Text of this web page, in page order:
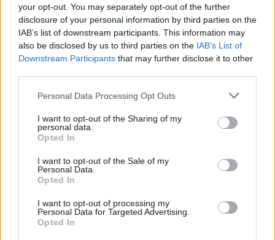
your opt-out. You may separately opt-out of the further
disclosure of your personal information by third parties on the
IAB’s list of downstream participants. This information may
also be disclosed by us to third parties on the IAB’s List of
Downstream Participants that may further disclose it to other
Please note that this website/app uses one or more Google
not limited to your visit or usage behaviour. You may click to
grant or deny consent to Google and its third-party tags to
use your data for below specified purposes in below Google
consent section.
Personal Data Processing Opt Outs
I want to opt-out of the Sharing of my
personal data.
Opted In
I want to opt-out of the Sale of my
Personal Data.
Opted In
I want to opt-out of processing my
Personal Data for Targeted Advertising.
Opted In
Τρολάρισμα ΕΠΟΣ Καραχάλιου σε Αυγερινό: Aν
υποψιαστώ ότι έχεις απαγάγει την Ελπίδα… θα σε
καταγγείλω στη φιλοζωική εταιρεία